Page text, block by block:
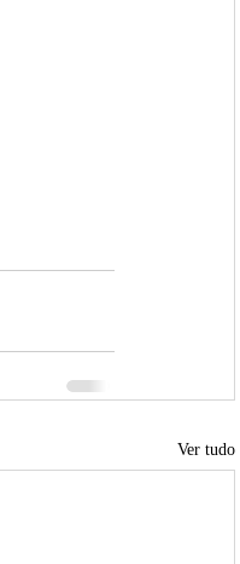
Ver tudo